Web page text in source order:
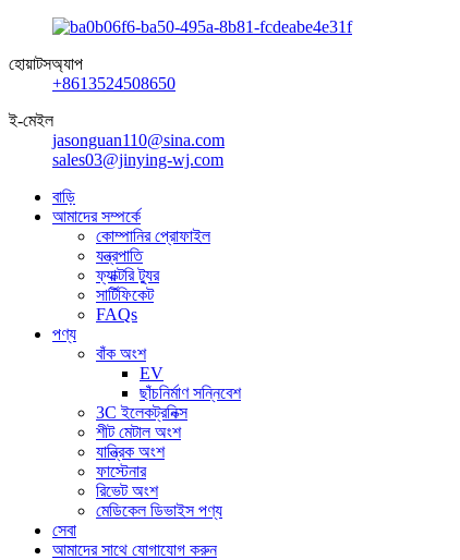
হোয়াটসঅ্যাপ
+8613524508650
ই-মেইল
jasonguan110@sina.com
sales03@jinying-wj.com
বাড়ি
আমাদের সম্পর্কে
কোম্পানির প্রোফাইল
যন্ত্রপাতি
ফ্যাক্টরি ট্যুর
সার্টিফিকেট
FAQs
পণ্য
বাঁক অংশ
EV
ছাঁচনির্মাণ সন্নিবেশ
3C ইলেকট্রনিক্স
শীট মেটাল অংশ
যান্ত্রিক অংশ
ফাস্টেনার
রিভেট অংশ
মেডিকেল ডিভাইস পণ্য
সেবা
আমাদের সাথে যোগাযোগ করুন